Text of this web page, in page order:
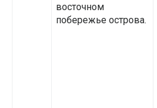
восточном
побережье острова.